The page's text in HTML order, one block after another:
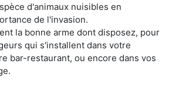
d'animaux nuisibles en
de l'invasion.
la bonne arme dont disposez, pour
qui s'installent dans votre
bar-restaurant, ou encore dans vos